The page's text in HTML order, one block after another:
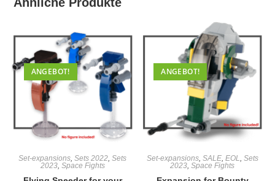
ANGEBOT!
Set-expansions,Sets 2022,Sets
2023, Space Fights
ANGEBOT!
Set-expansions, SALE, EOL, Sets
2023,Space Fights